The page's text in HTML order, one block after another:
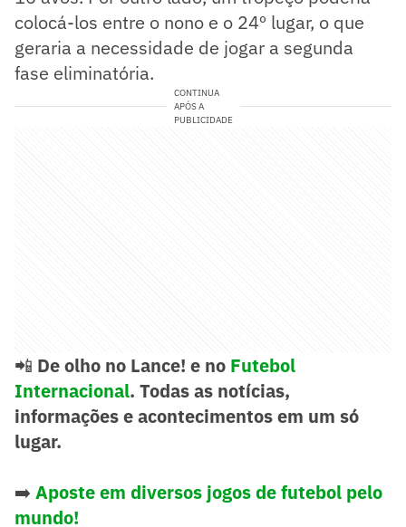
colocá-los entre o nono e o 24º lugar, o que
geraria a necessidade de jogar a segunda
fase eliminatória.
CONTINUA
APÓS A
PUBLICIDADE
📲 De olho no Lance! e no Futebol
Internacional. Todas as notícias,
informações e acontecimentos em um só
lugar.
➡️ Aposte em diversos jogos de futebol pelo
mundo!